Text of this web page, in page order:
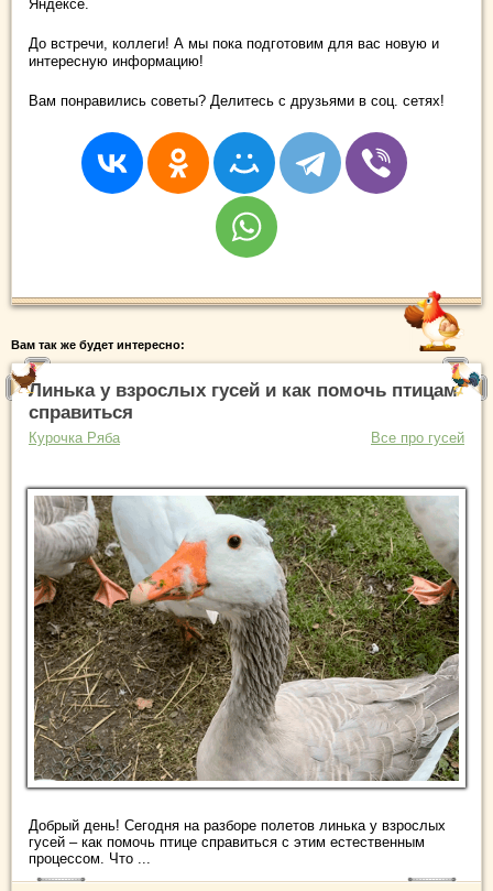
Яндексе.
До встречи, коллеги! А мы пока подготовим для вас новую и
интересную информацию!
Вам понравились советы? Делитесь с друзьями в соц. сетях!
Вам так же будет интересно:
Линька у взрослых гусей и как помочь птицам
справиться
Курочка Ряба Все про гусей
Добрый день! Сегодня на разборе полетов линька у взрослых
гусей – как помочь птице справиться с этим естественным
процессом. Что ...